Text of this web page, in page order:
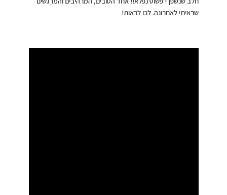
שראיתי לאחרונה. לכו לראות!